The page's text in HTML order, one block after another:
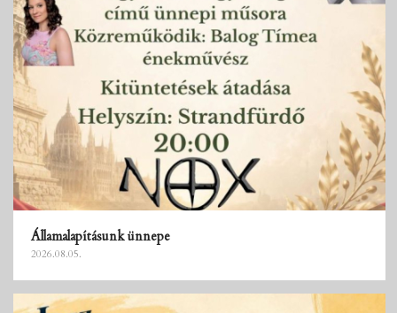
Államalapításunk ünnepe
2026.08.05.